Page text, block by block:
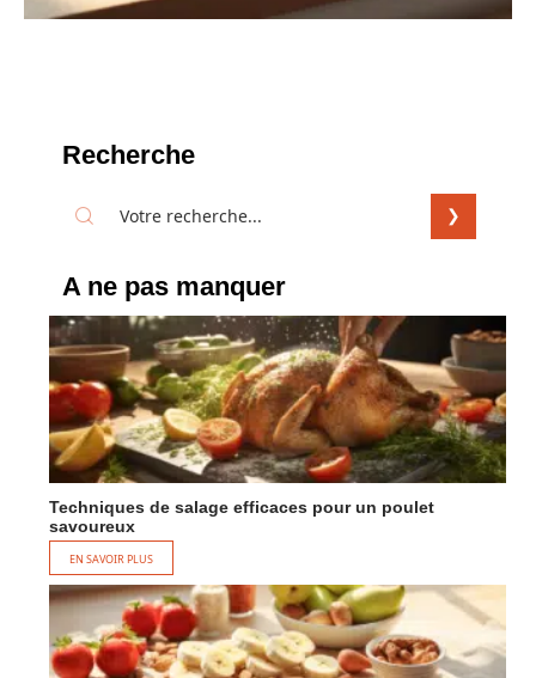
Recherche
A ne pas manquer
Techniques de salage efficaces pour un poulet
savoureux
EN SAVOIR PLUS